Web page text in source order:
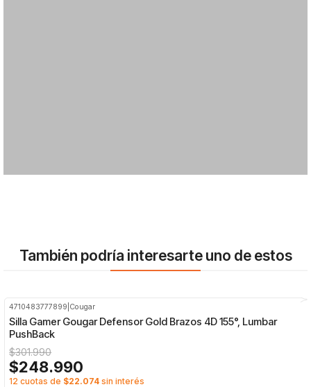
También podría interesarte uno de estos
4710483777899 Cougar
Silla Gamer Gougar Defensor Gold Brazos 4D 155°, Lumbar
PushBack
$301.990
$248.990
12 cuotas de $22.074 sin interés